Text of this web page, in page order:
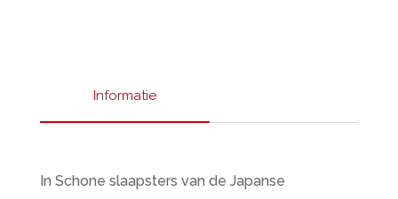
Informatie
In Schone slaapsters van de Japanse